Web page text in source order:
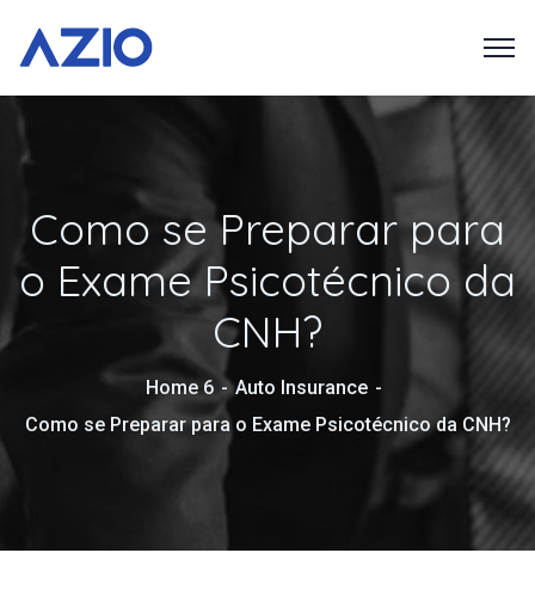
Como se Preparar para
o Exame Psicotécnico da
CNH?
Home 6
Auto Insurance
Como se Preparar para o Exame Psicotécnico da CNH?